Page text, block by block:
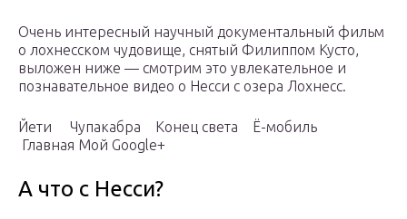
Очень интересный научный документальный фильм
о лохнесском чудовище, снятый Филиппом Кусто,
выложен ниже — смотрим это увлекательное и
познавательное видео о Несси с озера Лохнесс.
Йети Чупакабра Конец света Ё-мобиль
Главная Мой Google+
А что с Несси?